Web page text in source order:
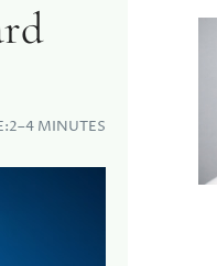
2–4 MINUTES